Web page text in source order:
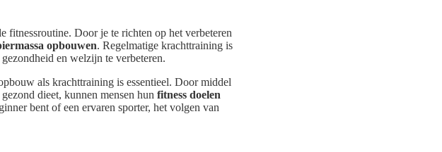
fitnessroutine. Door je te richten op het verbeteren
opbouwen. Regelmatige krachttraining is
en welzijn te verbeteren.
als krachttraining is essentieel. Door middel
dieet, kunnen mensen hun fitness doelen
bent of een ervaren sporter, het volgen van